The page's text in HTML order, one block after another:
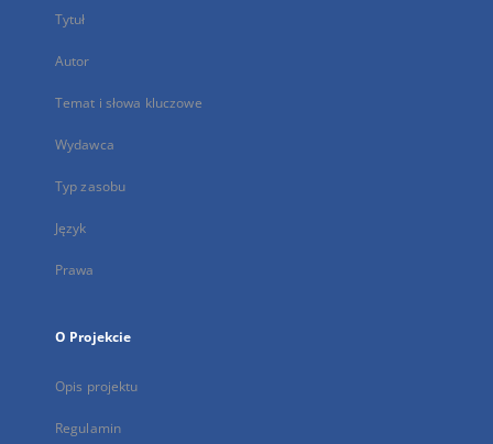
Tytuł
Autor
Temat i słowa kluczowe
Wydawca
Typ zasobu
Język
Prawa
O Projekcie
Opis projektu
Regulamin